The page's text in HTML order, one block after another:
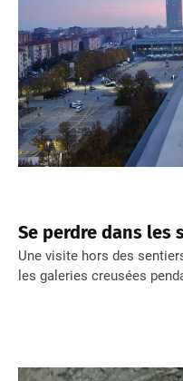
Se perdre dans les
Une visite hors des
les galeries creusées